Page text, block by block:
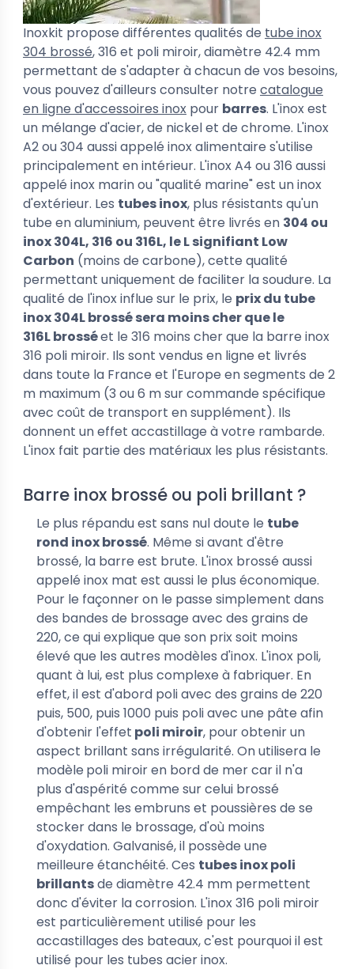
Inoxkit propose différentes qualités de tube inox
304 brossé, 316 et poli miroir, diamètre 42.4 mm
permettant de s'adapter à chacun de vos besoins,
vous pouvez d'ailleurs consulter notre catalogue
en ligne d'accessoires inox pour barres. L'inox est
un mélange d'acier, de nickel et de chrome. L'inox
A2 ou 304 aussi appelé inox alimentaire s'utilise
principalement en intérieur. L'inox A4 ou 316 aussi
appelé inox marin ou "qualité marine" est un inox
d'extérieur. Les tubes inox, plus résistants qu'un
tube en aluminium, peuvent être livrés en 304 ou
inox 304L, 316 ou 316L, le L signifiant Low
Carbon (moins de carbone), cette qualité
permettant uniquement de faciliter la soudure. La
qualité de l'inox influe sur le prix, le prix du tube
inox 304L brossésera moins cher que le
316L brosséet le 316 moins cher que la barre inox
316 poli miroir. Ils sont vendus en ligne et livrés
dans toute la France et l'Europe en segments de 2
m maximum (3 ou 6 m sur commande spécifique
avec coût de transport en supplément). Ils
donnent un effet accastillage à votre rambarde.
L'inox fait partie des matériaux les plus résistants.
Barre inox brossé ou poli brillant ?
Le plus répandu est sans nul doute le tube
rond inox brossé. Même si avant d'être
brossé, la barre est brute. L'inox brossé aussi
appelé inox mat est aussi le plus économique.
Pour le façonner on le passe simplement dans
des bandes de brossage avec des grains de
220, ce qui explique que son prix soit moins
élevé que les autres modèles d'inox. L'inox poli,
quant à lui, est plus complexe à fabriquer. En
effet, il est d'abord poli avec des grains de 220
puis, 500, puis 1000 puis poli avec une pâte afin
d'obtenir l'effet poli miroir, pour obtenir un
aspect brillant sans irrégularité. On utilisera le
modèle poli miroiren bord de mer car il n'a
plus d'aspérité comme sur celui brossé
empêchant les embruns et poussières de se
stocker dans le brossage, d'où moins
d'oxydation. Galvanisé, il possède une
meilleure étanchéité. Ces tubes inox poli
brillantsde diamètre 42.4 mm permettent
donc d'éviter la corrosion. L'inox 316 poli miroir
est particulièrement utilisé pour les
accastillages des bateaux, c'est pourquoi il est
utilisé pour les tubes acier inox.